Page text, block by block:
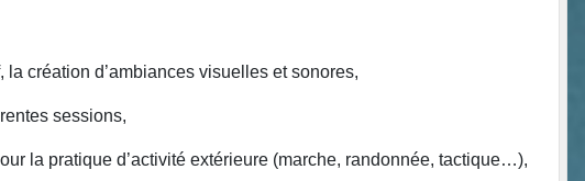
création d’ambiances visuelles et sonores,
sessions,
la pratique d’activité extérieure (marche, randonnée, tactique…),